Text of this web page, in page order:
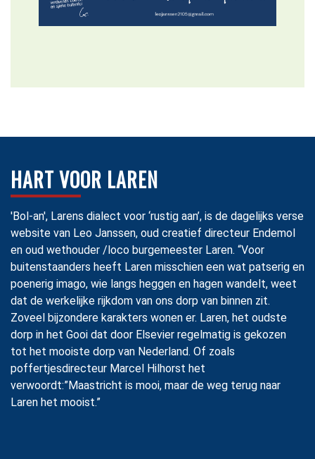
HART VOOR LAREN
'Bol-an', Larens dialect voor ‘rustig aan’, is de dagelijks verse
website van Leo Janssen, oud creatief directeur Endemol
en oud wethouder /loco burgemeester Laren. “Voor
buitenstaanders heeft Laren misschien een wat patserig en
poenerig imago, wie langs heggen en hagen wandelt, weet
dat de werkelijke rijkdom van ons dorp van binnen zit.
Zoveel bijzondere karakters wonen er. Laren, het oudste
dorp in het Gooi dat door Elsevier regelmatig is gekozen
tot het mooiste dorp van Nederland. Of zoals
poffertjesdirecteur Marcel Hilhorst het
verwoordt:”Maastricht is mooi, maar de weg terug naar
Laren het mooist.”